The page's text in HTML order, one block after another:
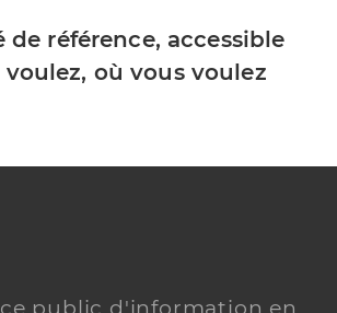
de référence, accessible
où vous voulez
public d'information en